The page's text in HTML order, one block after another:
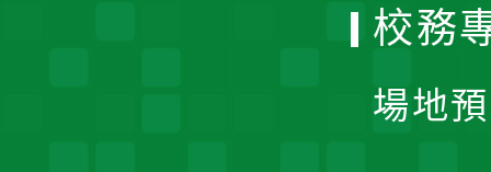
校務
場地